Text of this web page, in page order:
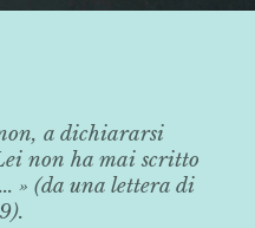
a dichiararsi
non ha mai scritto
» (da una lettera di